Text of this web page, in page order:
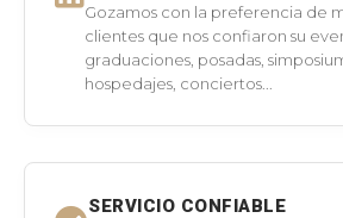
Gozamos con la preferencia de
clientes que nos confiaron su
graduaciones, posadas,
hospedajes, conciertos...
SERVICIO CONFIABLE